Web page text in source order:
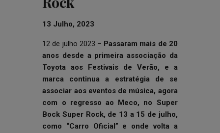
13 Julho, 2023
12 de julho 2023 – Passaram mais de 20
anos desde a primeira associação da
Toyota aos Festivais de Verão, e a
marca continua a estratégia de se
associar aos eventos de música, agora
com o regresso ao Meco, no Super
Bock Super Rock, de 13 a 15 de julho,
como “Carro Oficial” e onde volta a